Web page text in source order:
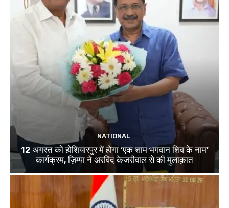
NATIONAL
12 अगस्त को होशियारपुर में होगा ‘एक शाम भगवान शिव के नाम’
कार्यक्रम, ज़िम्पा ने अरविंद केजरीवाल से की मुलाक़ात